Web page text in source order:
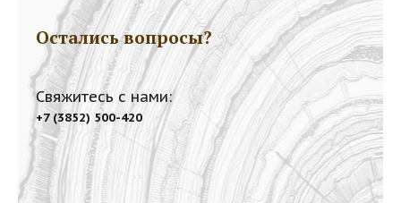
Остались вопросы?
Свяжитесь с нами:
+7 (3852) 500-420